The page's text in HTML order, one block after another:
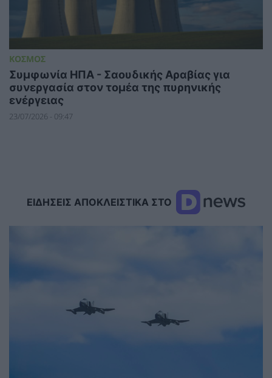
ΚΟΣΜΟΣ
Συμφωνία ΗΠΑ - Σαουδικής Αραβίας για
συνεργασία στον τομέα της πυρηνικής
ενέργειας
23/07/2026 - 09:47
ΕΙΔΗΣΕΙΣ ΑΠΟΚΛΕΙΣΤΙΚΑ ΣΤΟ